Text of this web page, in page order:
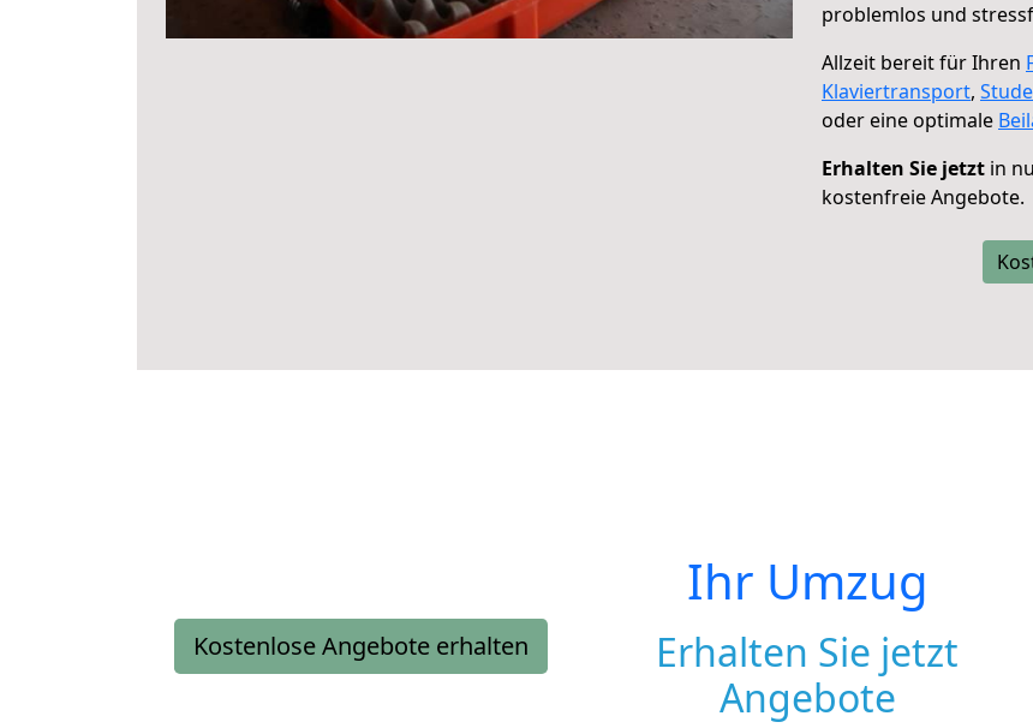
problemlos und
Allzeit bereit für Ihren
Klaviertransport,
oder eine optimale
Erhalten Sie jetzt in
kostenfreie Angebote.
Kostenlose Angebote erhalten
Ihr Umzug
Erhalten Sie jetzt
Angebote